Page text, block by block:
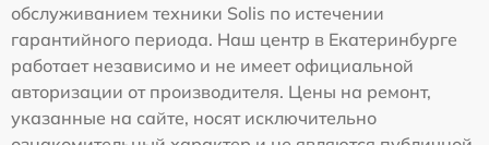
обслуживанием техники Solis по истечении
гарантийного периода. Наш центр в Екатеринбурге
работает независимо и не имеет официальной
авторизации от производителя. Цены на ремонт,
указанные на сайте, носят исключительно